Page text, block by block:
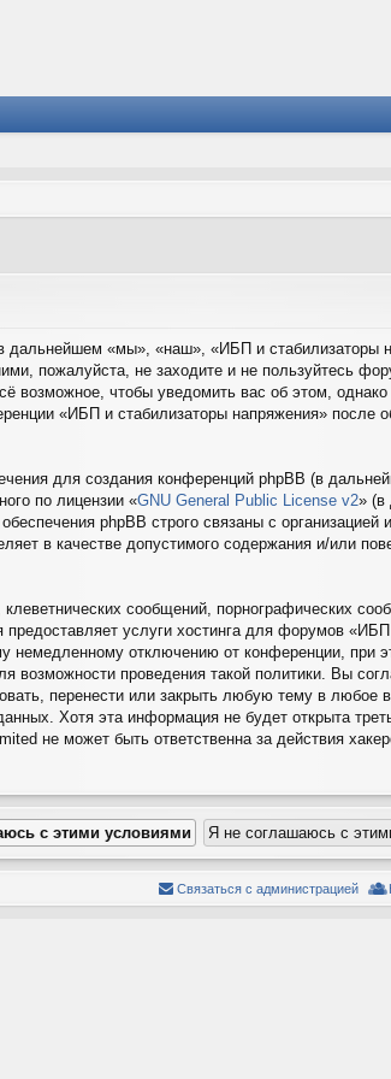
«мы», «наш», «ИБП и стабилизаторы
пожалуйста, не заходите и не пользуйтесь
возможное, чтобы уведомить вас об этом,
«ИБП и стабилизаторы напряжения» после
для создания конференций phpBB (в
по лицензии «GNU General Public License v2» (в
phpBB строго связаны с
в качестве допустимого содержания и/или
сообщений, порнографических
услуги хостинга для форумов
немедленному отключению от конференции, при
возможности проведения такой политики. Вы
перенести или закрыть любую тему в
Хотя эта информация не будет открыта
не может быть ответственна за действия
Связаться с администрацией